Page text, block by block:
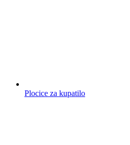
Plocice za kupatilo